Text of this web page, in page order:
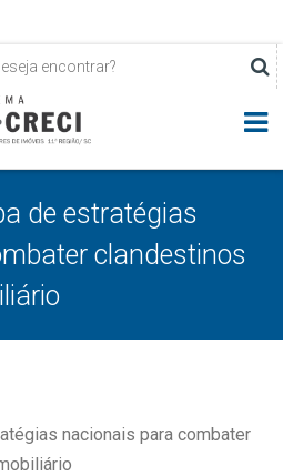
de estratégias
clandestinos
nacionais para combater